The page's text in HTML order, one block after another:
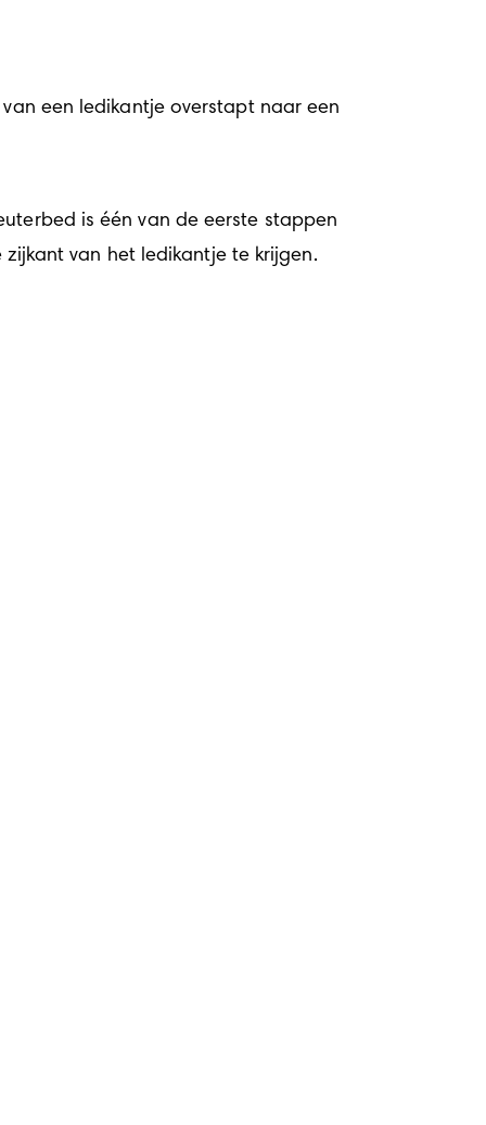
een ledikantje overstapt naar een
is één van de eerste stappen
van het ledikantje te krijgen.